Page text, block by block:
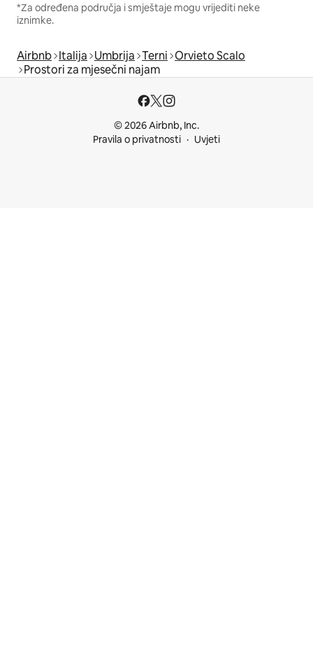
*Za određena područja i smještaje mogu vrijediti neke
iznimke.
Airbnb Italija Umbrija Terni Orvieto Scalo
Prostori za mjesečni najam
© 2026 Airbnb, Inc.
Pravila o privatnosti
Uvjeti